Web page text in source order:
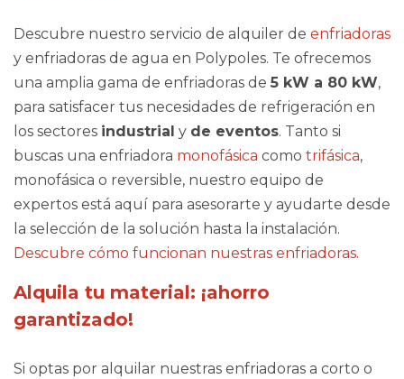
Descubre nuestro servicio de alquiler de enfriadoras
y enfriadoras de agua en Polypoles. Te ofrecemos
una amplia gama de enfriadoras de 5 kW a 80 kW,
para satisfacer tus necesidades de refrigeración en
los sectores industrial y de eventos. Tanto si
buscas una enfriadora monofásica como trifásica,
monofásica o reversible, nuestro equipo de
expertos está aquí para asesorarte y ayudarte desde
la selección de la solución hasta la instalación.
Descubre cómo funcionan nuestras enfriadoras.
Alquila tu material: ¡ahorro
garantizado!
Si optas por alquilar nuestras enfriadoras a corto o